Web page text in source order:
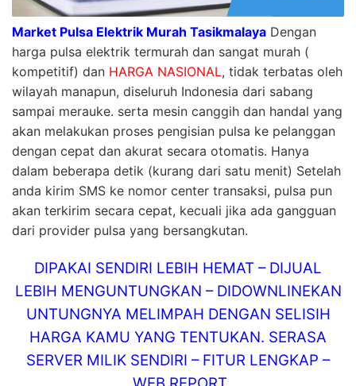
Market Pulsa Elektrik Murah Tasikmalaya Dengan
harga pulsa elektrik termurah dan sangat murah (
kompetitif) dan HARGA NASIONAL, tidak terbatas oleh
wilayah manapun, diseluruh Indonesia dari sabang
sampai merauke. serta mesin canggih dan handal yang
akan melakukan proses pengisian pulsa ke pelanggan
dengan cepat dan akurat secara otomatis. Hanya
dalam beberapa detik (kurang dari satu menit) Setelah
anda kirim SMS ke nomor center transaksi, pulsa pun
akan terkirim secara cepat, kecuali jika ada gangguan
dari provider pulsa yang bersangkutan.
DIPAKAI SENDIRI LEBIH HEMAT – DIJUAL
LEBIH MENGUNTUNGKAN – DIDOWNLINEKAN
UNTUNGNYA MELIMPAH DENGAN SELISIH
HARGA KAMU YANG TENTUKAN. SERASA
SERVER MILIK SENDIRI – FITUR LENGKAP –